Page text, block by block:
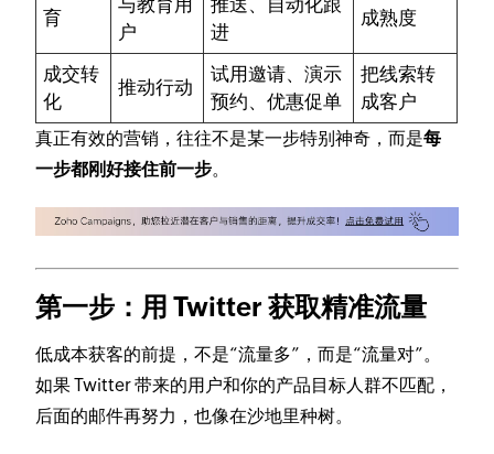
育
户
进
成熟度
成交转
化
推动行动
试用邀请、演示
预约、优惠促单
把线索转
成客户
真正有效的营销，往往不是某一步特别神奇，而是每
一步都刚好接住前一步。
第一步：用 Twitter 获取精准流量
低成本获客的前提，不是“流量多”，而是“流量对”。
如果 Twitter 带来的用户和你的产品目标人群不匹配，
后面的邮件再努力，也像在沙地里种树。